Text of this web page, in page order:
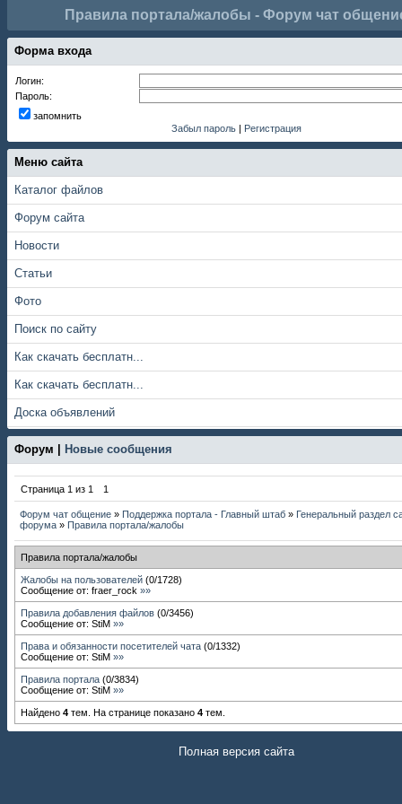
Правила портала/жалобы - Форум чат
Форма входа
Логин:
Пароль:
запомнить
Забыл пароль | Регистрация
Меню сайта
Каталог файлов
Форум сайта
Новости
Статьи
Фото
Поиск по сайту
Как скачать бесплатн...
Как скачать бесплатн...
Доска объявлений
Форум | Новые сообщения
Страница 1 из 1 1
Форум чат общение » Поддержка портала - Главный штаб » Генеральный раздел
форума » Правила портала/жалобы
Правила портала/жалобы
Жалобы на пользователей (0/1728)
Сообщение от: fraer_rock »»
Правила добавления файлов (0/3456)
Сообщение от: StiM »»
Права и обязанности посетителей чата (0/1332)
Сообщение от: StiM »»
Правила портала (0/3834)
Сообщение от: StiM »»
Найдено 4 тем. На странице показано 4 тем.
Полная версия сайта